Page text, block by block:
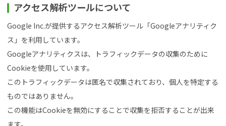
アクセス解析ツールについて
Google Inc.が提供するアクセス解析ツール「Googleアナリティク
ス」を利用しています。
Googleアナリティクスは、トラフィックデータの収集のために
Cookieを使用しています。
このトラフィックデータは匿名で収集されており、個人を特定する
ものではありません。
この機能はCookieを無効にすることで収集を拒否することが出来